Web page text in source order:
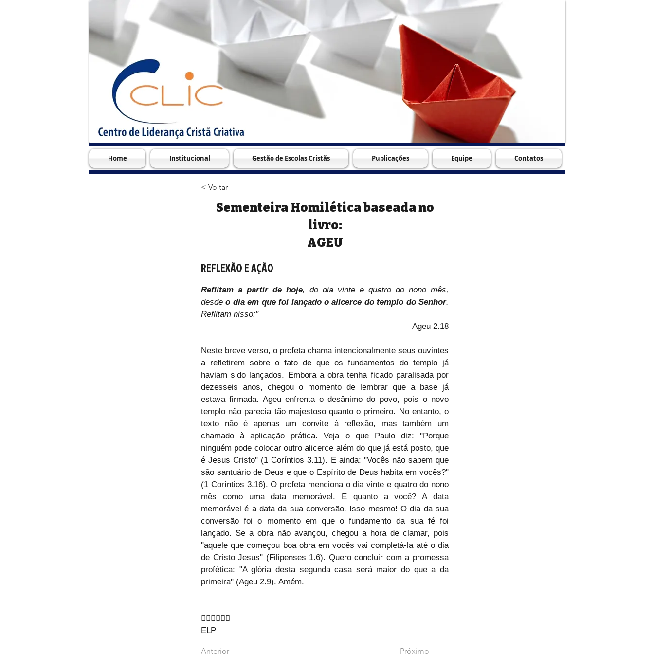
Home Institucional Gestão de Escolas Cristãs Publicações Equipe Contatos
< Voltar
Sementeira Homilética baseada no
livro:
AGEU
REFLEXÃO E AÇÃO
Reflitam a partir de hoje, do dia vinte e quatro do nono mês,
desde o dia em que foi lançado o alicerce do templo do Senhor.
Reflitam nisso:"
Ageu 2.18
Neste breve verso, o profeta chama intencionalmente seus ouvintes
a refletirem sobre o fato de que os fundamentos do templo já
haviam sido lançados. Embora a obra tenha ficado paralisada por
dezesseis anos, chegou o momento de lembrar que a base já
estava firmada. Ageu enfrenta o desânimo do povo, pois o novo
templo não parecia tão majestoso quanto o primeiro. No entanto, o
texto não é apenas um convite à reflexão, mas também um
chamado à aplicação prática. Veja o que Paulo diz: "Porque
ninguém pode colocar outro alicerce além do que já está posto, que
é Jesus Cristo" (1 Coríntios 3.11). E ainda: "Vocês não sabem que
são santuário de Deus e que o Espírito de Deus habita em vocês?"
(1 Coríntios 3.16). O profeta menciona o dia vinte e quatro do nono
mês como uma data memorável. E quanto a você? A data
memorável é a data da sua conversão. Isso mesmo! O dia da sua
conversão foi o momento em que o fundamento da sua fé foi
lançado. Se a obra não avançou, chegou a hora de clamar, pois
"aquele que começou boa obra em vocês vai completá-la até o dia
de Cristo Jesus" (Filipenses 1.6). Quero concluir com a promessa
profética: "A glória desta segunda casa será maior do que a da
primeira" (Ageu 2.9). Amém.
🙇‍♂🙇‍♂🙇‍♂
ELP
Anterior Próximo